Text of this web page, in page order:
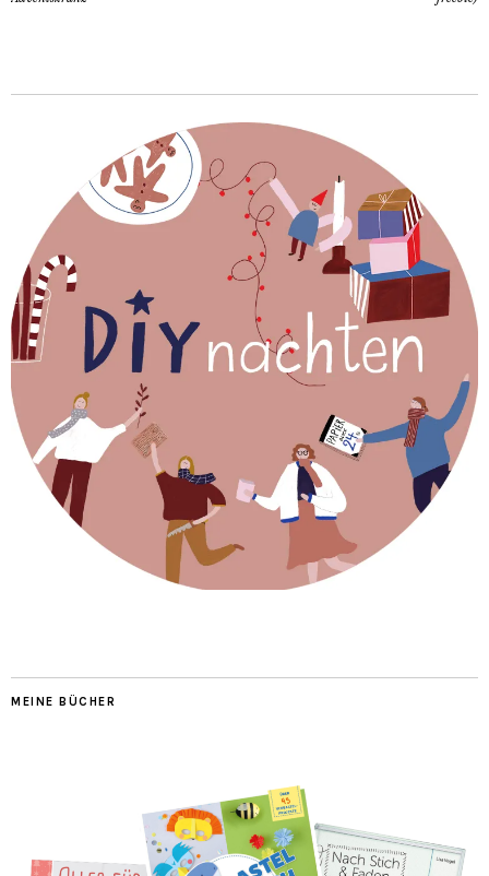
MEINE BÜCHER